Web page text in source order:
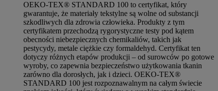
OEKO-TEX® STANDARD 100 to certyfikat, który
gwarantuje, że materiały tekstylne są wolne od substancji
szkodliwych dla zdrowia człowieka. Produkty z tym
certyfikatem przechodzą rygorystyczne testy pod kątem
obecności niebezpiecznych chemikaliów, takich jak
pestycydy, metale ciężkie czy formaldehyd. Certyfikat ten
dotyczy różnych etapów produkcji – od surowców po gotowe
wyroby, co zapewnia bezpieczeństwo użytkowania tkanin
zarówno dla dorosłych, jak i dzieci. OEKO-TEX®
STANDARD 100 jest rozpoznawalnym na całym świecie